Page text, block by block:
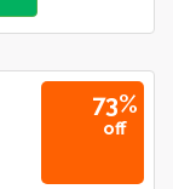
73%
off